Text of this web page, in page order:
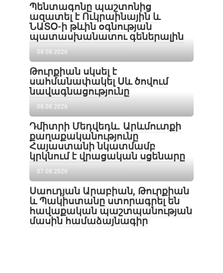
Պենտագոնը պաշտոնից
ազատել է Ուկրաինային և
ՆԱՏՕ-ի թևին օգնության
պատասխանատու գեներալին
08.08.2026
Թուրքիան սկսել է
սահմանափակել Սև ծովում
նավագնացությունը
08.08.2026
Դմիտրի Մեդվեդև. Արևմուտքի
քաղաքականությունը
Հայաստանի նկատմամբ
կրկնում է վրացական սցենարը
07.08.2026
Սաուդյան Արաբիան, Թուրքիան
և Պակիստանը ստորագրել են
հավաքական պաշտպանության
մասին համաձայնագիր